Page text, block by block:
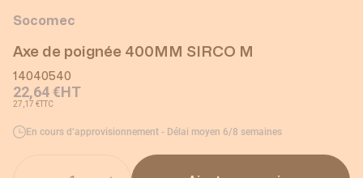
Socomec
Axe de poignée 400MM SIRCO M
14040540
22,64 €HT
27,17 €TTC
En cours d’approvisionnement - Délai moyen 6/8 semaines